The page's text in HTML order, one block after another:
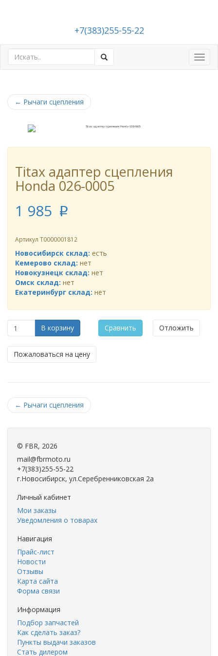
+7(383)255-55-22
← Рычаги сцепления
Titax адаптер сцепления
Honda 026-0005
1 985 p
Артикул Т0000001812
Новосибирск склад: есть
Кемерово склад: нет
Новокузнецк склад: нет
Омск склад: нет
Екатеринбург склад: нет
В корзину Сравнить Отложить
Пожаловаться на цену
← Рычаги сцепления
© FBR, 2026
mail@fbrmoto.ru
+7(383)255-55-22
г.Новосибирск, ул.Серебренниковская 2а
Личный кабинет
Мои заказы
Уведомления о товарах
Навигация
Прайс-лист
Новости
Отзывы
Карта сайта
Форма связи
Информация
Подбор запчастей
Как сделать заказ?
Пункты выдачи заказов
Стать дилером